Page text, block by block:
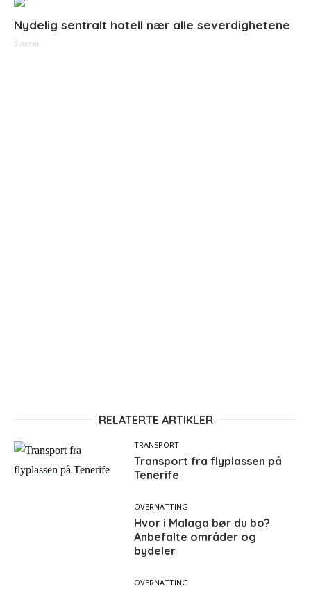
Nydelig sentralt hotell nær alle severdighetene
Sponset
RELATERTE ARTIKLER
TRANSPORT
Transport fra flyplassen på
Tenerife
OVERNATTING
Hvor i Malaga bør du bo?
Anbefalte områder og
bydeler
OVERNATTING